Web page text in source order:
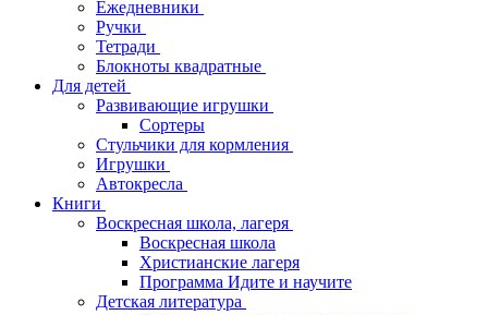
Ежедневники
Ручки
Тетради
Блокноты квадратные
Для детей
Развивающие игрушки
Сортеры
Стульчики для кормления
Игрушки
Автокресла
Книги
Воскресная школа, лагеря
Воскресная школа
Христианские лагеря
Программа Идите и научите
Детская литература